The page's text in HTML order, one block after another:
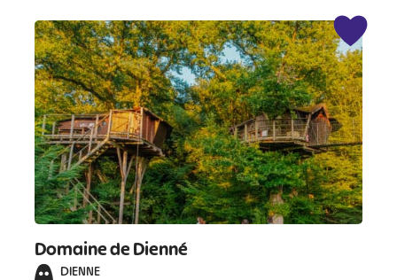
Domaine de Dienné
DIENNE
# # #
#
#
#
#